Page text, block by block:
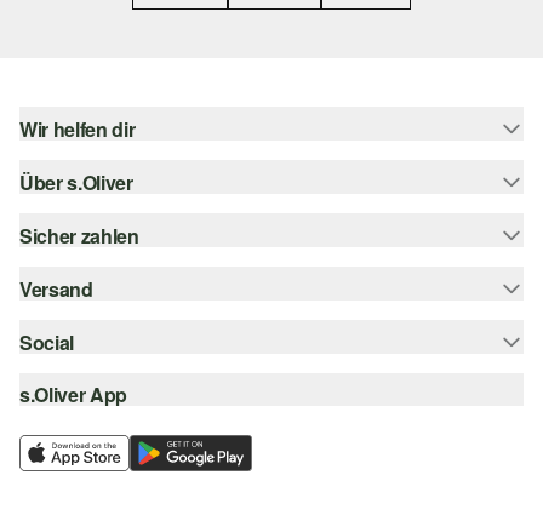
Wir helfen dir
Hilfe & FAQ
Größenberatung
Über s.Oliver
Newsletter
s.Oliver Card
Wunschliste
Nachhaltigkeit
Sicher zahlen
Rechnung
Kreditkarte
Klarna
Versand
Sendungsverfolgung
SwissPost
My Post 24
Social
instagram
facebook
s.Oliver App